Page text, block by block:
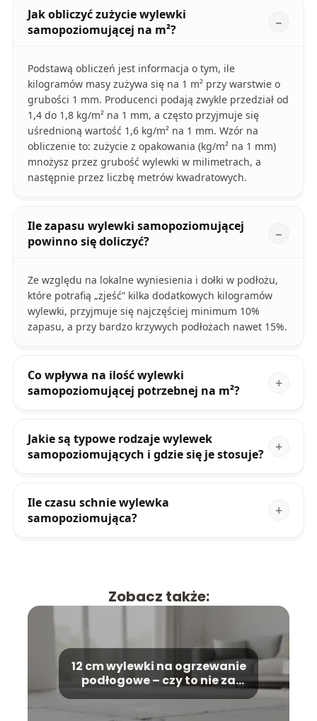
Jak obliczyć zużycie wylewki
samopoziomującej na m²?
Podstawą obliczeń jest informacja o tym, ile
kilogramów masy zużywa się na 1 m² przy warstwie o
grubości 1 mm. Producenci podają zwykle przedział od
1,4 do 1,8 kg/m² na 1 mm, a często przyjmuje się
uśrednioną wartość 1,6 kg/m² na 1 mm. Wzór na
obliczenie to: zużycie z opakowania (kg/m² na 1 mm)
mnożysz przez grubość wylewki w milimetrach, a
następnie przez liczbę metrów kwadratowych.
Ile zapasu wylewki samopoziomującej
powinno się doliczyć?
Ze względu na lokalne wyniesienia i dołki w podłożu,
które potrafią „zjeść” kilka dodatkowych kilogramów
wylewki, przyjmuje się najczęściej minimum 10%
zapasu, a przy bardzo krzywych podłożach nawet 15%.
Co wpływa na ilość wylewki
samopoziomującej potrzebnej na m²?
Jakie są typowe rodzaje wylewek
samopoziomujących i gdzie się je stosuje?
Ile czasu schnie wylewka
samopoziomująca?
Zobacz także:
12 cm wylewki na ogrzewanie
podłogowe – czy to nie za